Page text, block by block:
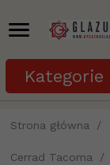
Kategorie
Strona główna
Cerrad Tacoma